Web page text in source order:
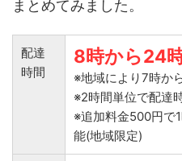
まとめてみました。
配達
時間
8時から24
※地域により7時か
※2時間単位で配達
※追加料金500円で
能(地域限定)